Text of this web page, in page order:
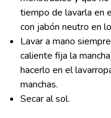
tiempo de lavarla en
con jabón neutro en
Lavar a mano
caliente fija la
hacerlo en el
manchas.
Secar al sol.